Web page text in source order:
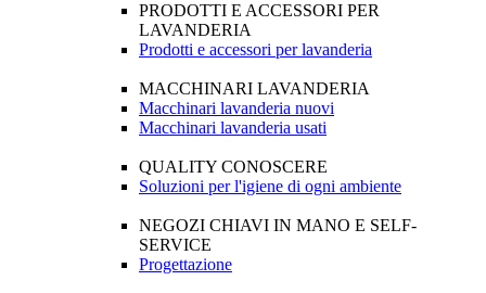
PRODOTTI E ACCESSORI PER
LAVANDERIA
Prodotti e accessori per lavanderia
MACCHINARI LAVANDERIA
Macchinari lavanderia nuovi
Macchinari lavanderia usati
QUALITY CONOSCERE
Soluzioni per l'igiene di ogni ambiente
NEGOZI CHIAVI IN MANO E SELF-
SERVICE
Progettazione